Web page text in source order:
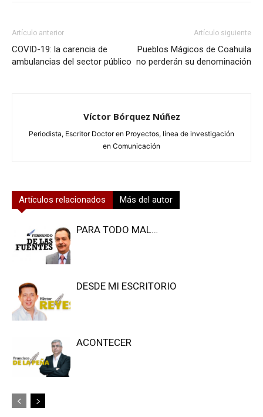
Artículo anterior
COVID-19: la carencia de
ambulancias del sector público
Artículo siguiente
Pueblos Mágicos de Coahuila
no perderán su denominación
Víctor Bórquez Núñez
Periodista, Escritor Doctor en Proyectos, línea de investigación
en Comunicación
Artículos relacionados Más del autor
PARA TODO MAL…
DESDE MI ESCRITORIO
ACONTECER